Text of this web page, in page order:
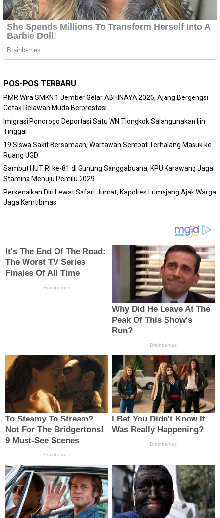
POS-POS TERBARU
PMR Wira SMKN 1 Jember Gelar ABHINAYA 2026, Ajang Bergengsi
Cetak Relawan Muda Berprestasi
Imigrasi Ponorogo Deportasi Satu WN Tiongkok Salahgunakan Ijin
Tinggal
19 Siswa Sakit Bersamaan, Wartawan Sempat Terhalang Masuk ke
Ruang UGD
Sambut HUT RI ke-81 di Gunung Sanggabuana, KPU Karawang Jaga
Stamina Menuju Pemilu 2029
Perkenalkan Diri Lewat Safari Jumat, Kapolres Lumajang Ajak Warga
Jaga Kamtibmas